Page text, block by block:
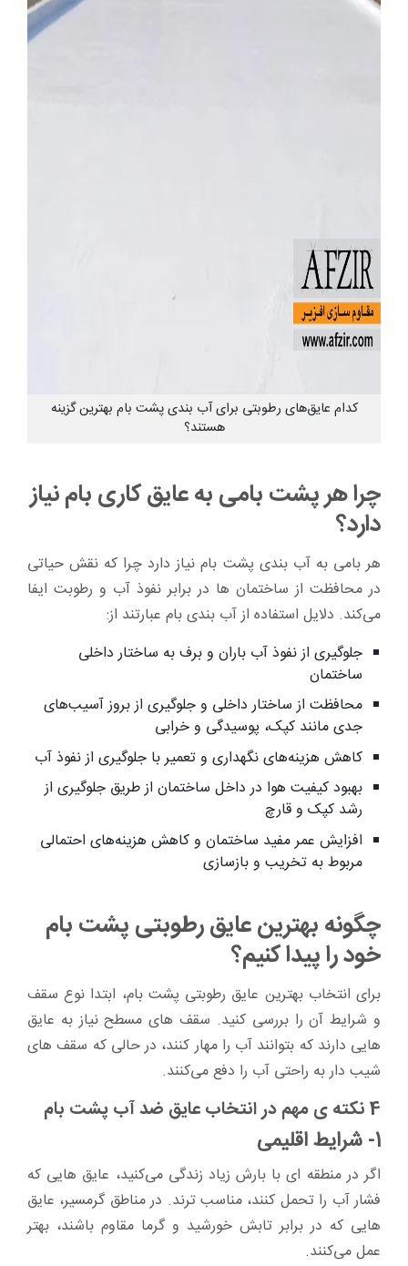
کدام عایق‌های رطوبتی برای آب بندی پشت بام بهترین گزینه
هستند؟
چرا هر پشت بامی به عایق کاری بام نیاز
دارد؟
هر بامی به آب بندی پشت بام نیاز دارد چرا که نقش حیاتی
در محافظت از ساختمان ها در برابر نفوذ آب و رطوبت ایفا
می‌کند. دلایل استفاده از آب بندی بام عبارتند از:
جلوگیری از نفوذ آب باران و برف به ساختار داخلی
ساختمان
محافظت از ساختار داخلی و جلوگیری از بروز آسیب‌های
جدی مانند کپک، پوسیدگی و خرابی‌
کاهش هزینه‌های نگهداری و تعمیر با جلوگیری از نفوذ آب
بهبود کیفیت هوا در داخل ساختمان از طریق جلوگیری از
رشد کپک و قارچ
افزایش عمر مفید ساختمان و کاهش هزینه‌های احتمالی
مربوط به تخریب و بازسازی
چگونه بهترین عایق رطوبتی پشت بام
خود را پیدا کنیم؟
برای انتخاب بهترین عایق رطوبتی پشت بام، ابتدا نوع سقف
و شرایط آن را بررسی کنید. سقف های مسطح نیاز به عایق
هایی دارند که بتوانند آب را مهار کنند، در حالی که سقف های
شیب دار به راحتی آب را دفع می‌کنند.
4 نکته ی مهم در انتخاب عایق ضد آب پشت بام
1- شرایط اقلیمی
اگر در منطقه ای با بارش زیاد زندگی می‌کنید، عایق هایی که
فشار آب را تحمل کنند، مناسب ترند. در مناطق گرمسیر، عایق
هایی که در برابر تابش خورشید و گرما مقاوم باشند، بهتر
عمل می‌کنند.